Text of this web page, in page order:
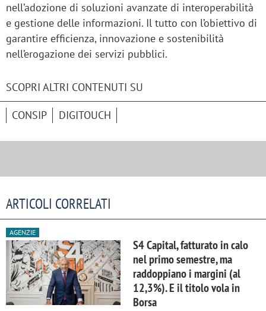
nell’adozione di soluzioni avanzate di interoperabilità
e gestione delle informazioni. Il tutto con l’obiettivo di
garantire efficienza, innovazione e sostenibilità
nell’erogazione dei servizi pubblici.
SCOPRI ALTRI CONTENUTI SU
CONSIP DIGITOUCH
ARTICOLI CORRELATI
AGENZIE
S4 Capital, fatturato in calo
nel primo semestre, ma
raddoppiano i margini (al
12,3%). E il titolo vola in
Borsa